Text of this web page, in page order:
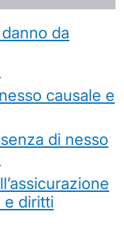
da
causale e
di nesso
e diritti